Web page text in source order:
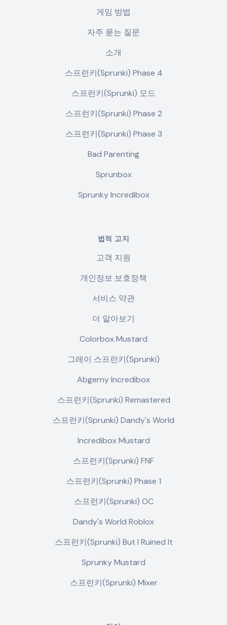
게임 방법
자주 묻는 질문
소개
스프런키(Sprunki) Phase 4
스프런키(Sprunki) 모드
스프런키(Sprunki) Phase 2
스프런키(Sprunki) Phase 3
Bad Parenting
Sprunbox
Sprunky Incredibox
법적 고지
고객 지원
개인정보 보호정책
서비스 약관
더 알아보기
Colorbox Mustard
그레이 스프런키(Sprunki)
Abgerny Incredibox
스프런키(Sprunki) Remastered
스프런키(Sprunki) Dandy's World
Incredibox Mustard
스프런키(Sprunki) FNF
스프런키(Sprunki) Phase 1
스프런키(Sprunki) OC
Dandy's World Roblox
스프런키(Sprunki) But I Ruined It
Sprunky Mustard
스프런키(Sprunki) Mixer